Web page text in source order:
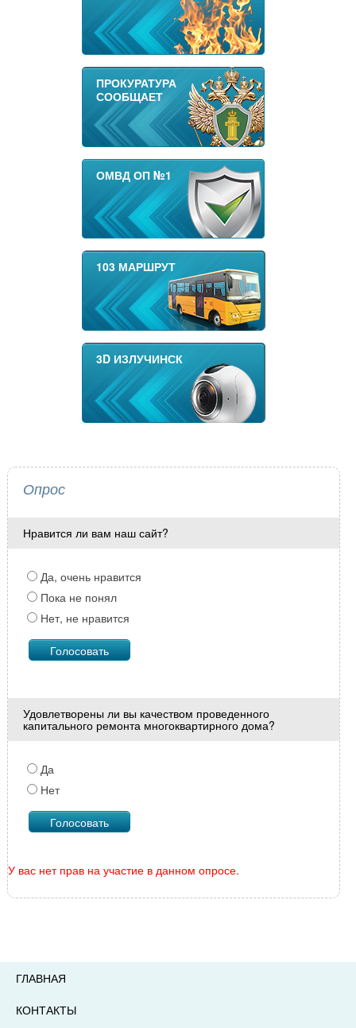
ПРОКУРАТУРА
СООБЩАЕТ
ОМВД ОП №1
103 МАРШРУТ
3D ИЗЛУЧИНСК
Опрос
Нравится ли вам наш сайт?
Да, очень нравится
Пока не понял
Нет, не нравится
Удовлетворены ли вы качеством проведенного
капитального ремонта многоквартирного дома?
Да
Нет
У вас нет прав на участие в данном опросе.
ГЛАВНАЯ
КОНТАКТЫ